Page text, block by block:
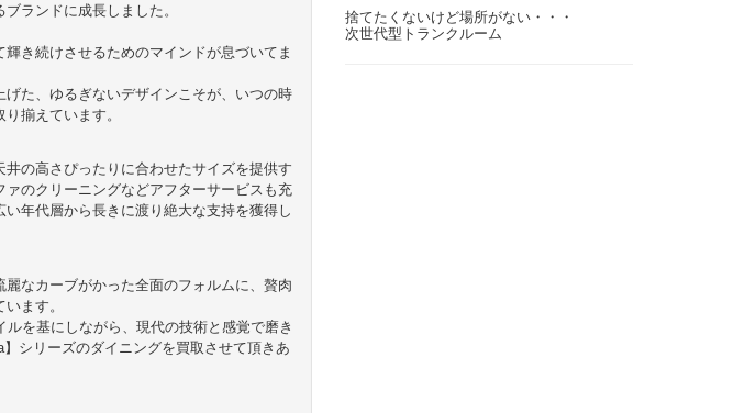
ランドに成長しました。
き続けさせるためのマインドが息づいてま
た、ゆるぎないデザインこそが、いつの時
揃えています。
の高さぴったりに合わせたサイズを提供す
のクリーニングなどアフターサービスも充
年代層から長きに渡り絶大な支持を獲得し
なカーブがかった全面のフォルムに、贅肉
ます。
を基にしながら、現代の技術と感覚で磨き
シリーズのダイニングを買取させて頂きあ
捨てたくないけど場所がない・・・
次世代型トランクルーム